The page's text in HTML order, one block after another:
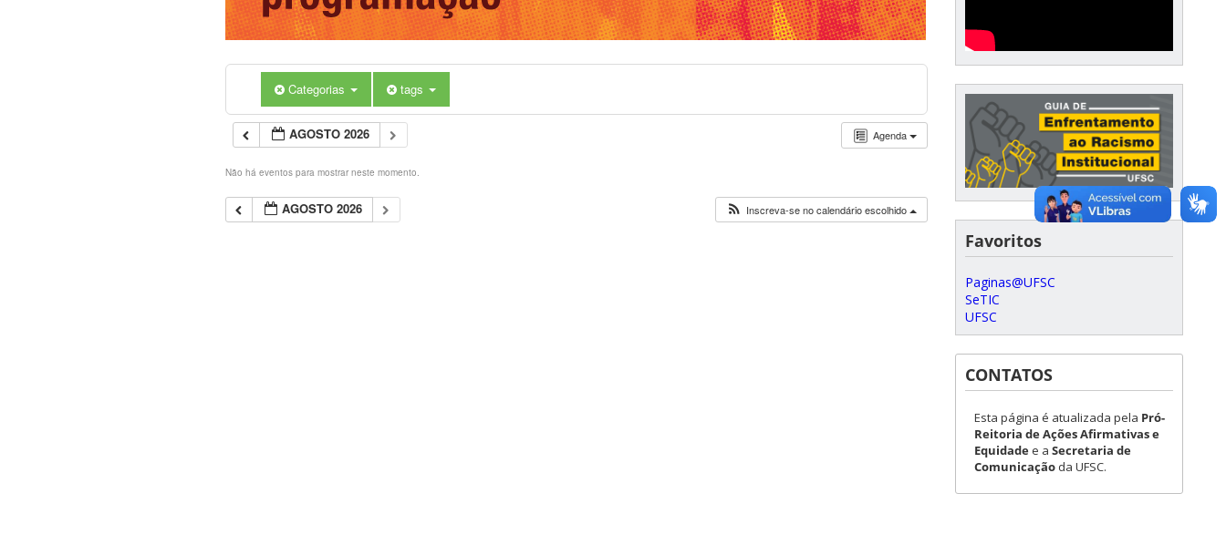
Categorias tags
Agenda
AGOSTO 2026
Não há eventos para mostrar neste momento.
AGOSTO 2026 Inscreva-se no calendário escolhido
Favoritos
Paginas@UFSC
SeTIC
UFSC
CONTATOS
Esta página é atualizada pela Pró-
Reitoria de Ações Afirmativas e
Equidadee a Secretaria de
Comunicação da UFSC.